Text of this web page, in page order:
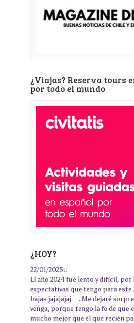
¿Viajas? Reserva tours
por todo el mundo
¿HOY?
22/01/2025::
El año 2024 fue lento y difícil, por
expectativas que tengo para este
bajas jajajajaj…. Me dejaré
venga, porque tengo la fe de que
mucho mejor que el que recién